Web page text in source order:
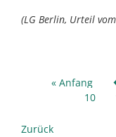
(LG Berlin, Urteil
« Anfang
10
Zurück